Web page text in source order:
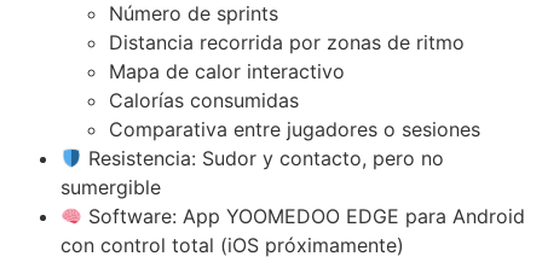
Número de sprints
Distancia recorrida por zonas de ritmo
Mapa de calor interactivo
Calorías consumidas
Comparativa entre jugadores o sesiones
Resistencia: Sudor y contacto, pero no
sumergible
Software: App YOOMEDOO EDGE para Android
con control total (iOS próximamente)